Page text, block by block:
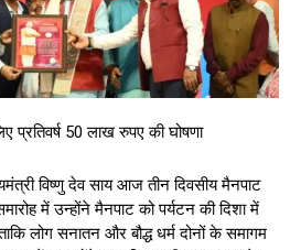
प्रतिवर्ष 50 लाख रुपए की घोषणा
विष्णु देव साय आज तीन दिवसीय मैनपाट
में उन्होंने मैनपाट को पर्यटन की दिशा में
लोग सनातन और बौद्ध धर्म दोनों के समागम